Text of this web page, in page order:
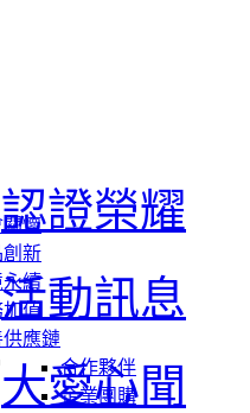
懷
創新
續
值
供應鏈
合作夥伴
企業團購
認證榮耀
活動訊息
大愛心聞